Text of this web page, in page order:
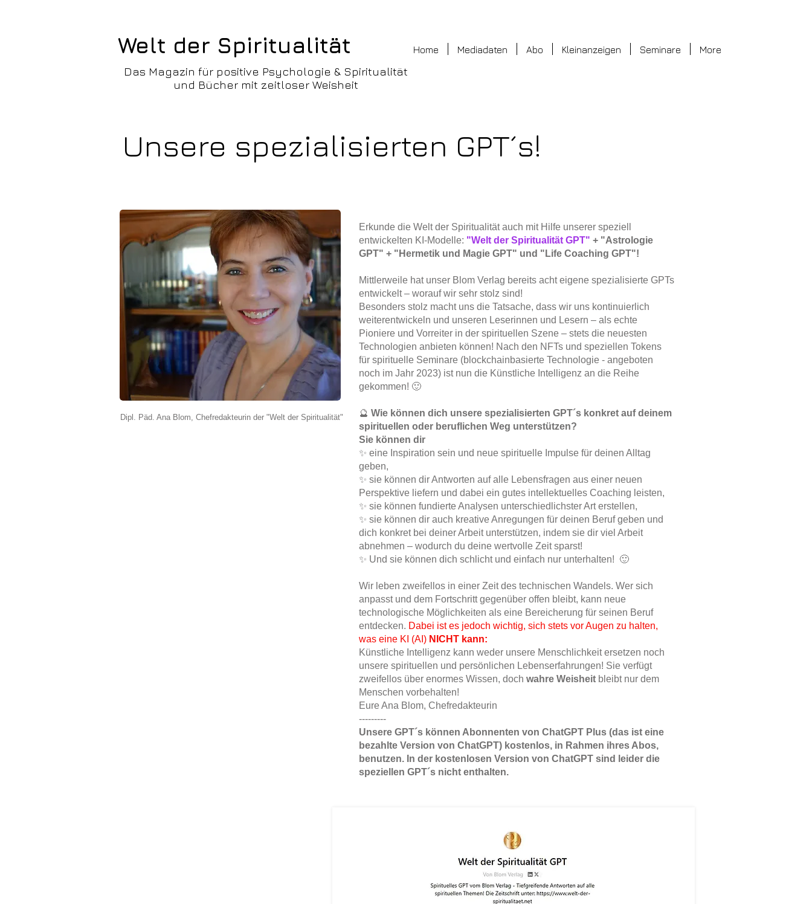
Welt der Spiritualität Home Mediadaten Abo Kleinanzeigen Seminare More
Das Magazin für positive Psychologie & Spiritualität
und Bücher mit zeitloser Weisheit
Unsere spezialisierten GPT´s!
Dipl. Päd. Ana Blom, Chefredakteurin der "Welt der Spiritualität"
Erkunde die Welt der Spiritualität auch mit Hilfe unserer speziell
entwickelten KI-Modelle: "Welt der Spiritualität GPT" + "Astrologie
GPT" + "Hermetik und Magie GPT" und "Life Coaching GPT"!
Mittlerweile hat unser Blom Verlag bereits acht eigene spezialisierte GPTs
entwickelt – worauf wir sehr stolz sind!
Besonders stolz macht uns die Tatsache, dass wir uns kontinuierlich
weiterentwickeln und unseren Leserinnen und Lesern – als echte
Pioniere und Vorreiter in der spirituellen Szene – stets die neuesten
Technologien anbieten können! Nach den NFTs und speziellen Tokens
für spirituelle Seminare (blockchainbasierte Technologie - angeboten
noch im Jahr 2023) ist nun die Künstliche Intelligenz an die Reihe
gekommen! 🙂
🔮 Wie können dich unsere spezialisierten GPT´s konkret auf deinem
spirituellen oder beruflichen Weg unterstützen?
Sie können dir
✨ eine Inspiration sein und neue spirituelle Impulse für deinen Alltag
geben,
✨ sie können dir Antworten auf alle Lebensfragen aus einer neuen
Perspektive liefern und dabei ein gutes intellektuelles Coaching leisten,
✨ sie können fundierte Analysen unterschiedlichster Art erstellen,
✨ sie können dir auch kreative Anregungen für deinen Beruf geben und
dich konkret bei deiner Arbeit unterstützen, indem sie dir viel Arbeit
abnehmen – wodurch du deine wertvolle Zeit sparst!
✨ Und sie können dich schlicht und einfach nur unterhalten! 🙂
Wir leben zweifellos in einer Zeit des technischen Wandels. Wer sich
anpasst und dem Fortschritt gegenüber offen bleibt, kann neue
technologische Möglichkeiten als eine Bereicherung für seinen Beruf
entdecken. Dabei ist es jedoch wichtig, sich stets vor Augen zu halten,
was eine KI (AI) NICHT kann:
Künstliche Intelligenz kann weder unsere Menschlichkeit ersetzen noch
unsere spirituellen und persönlichen Lebenserfahrungen! Sie verfügt
zweifellos über enormes Wissen, doch wahre Weisheit bleibt nur dem
Menschen vorbehalten!
Eure Ana Blom, Chefredakteurin
​---------
Unsere GPT´s können Abonnenten von ChatGPT Plus (das ist eine
bezahlte Version von ChatGPT) kostenlos, in Rahmen ihres Abos,
benutzen. In der kostenlosen Version von ChatGPT sind leider die
speziellen GPT´s nicht enthalten.